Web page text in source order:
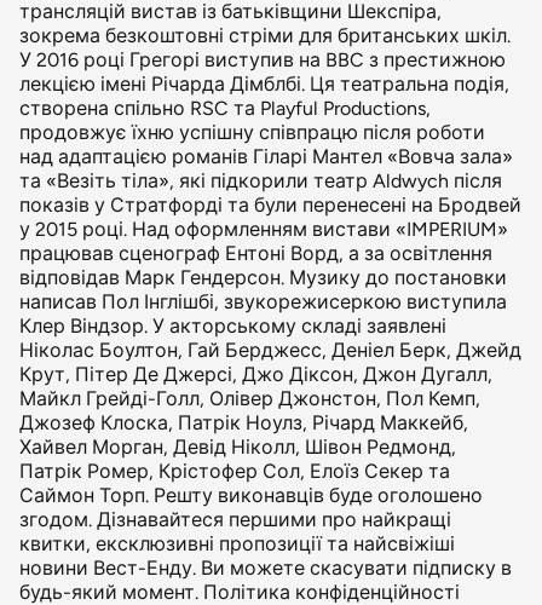
трансляцій вистав із батьківщини Шекспіра,
зокрема безкоштовні стріми для британських шкіл.
У 2016 році Грегорі виступив на BBC з престижною
лекцією імені Річарда Дімблбі. Ця театральна подія,
створена спільно RSC та Playful Productions,
продовжує їхню успішну співпрацю після роботи
над адаптацією романів Гіларі Мантел «Вовча зала»
та «Везіть тіла», які підкорили театр Aldwych після
показів у Стратфорді та були перенесені на Бродвей
у 2015 році. Над оформленням вистави «IMPERIUM»
працював сценограф Ентоні Ворд, а за освітлення
відповідав Марк Гендерсон. Музику до постановки
написав Пол Інглішбі, звукорежисеркою виступила
Клер Віндзор. У акторському складі заявлені
Ніколас Боултон, Гай Берджесс, Деніел Берк, Джейд
Крут, Пітер Де Джерсі, Джо Діксон, Джон Дугалл,
Майкл Грейді-Голл, Олівер Джонстон, Пол Кемп,
Джозеф Клоска, Патрік Ноулз, Річард Маккейб,
Хайвел Морган, Девід Ніколл, Шівон Редмонд,
Патрік Ромер, Крістофер Сол, Елоїз Секер та
Саймон Торп. Решту виконавців буде оголошено
згодом. Дізнавайтеся першими про найкращі
квитки, ексклюзивні пропозиції та найсвіжіші
новини Вест-Енду. Ви можете скасувати підписку в
будь-який момент. Політика конфіденційності